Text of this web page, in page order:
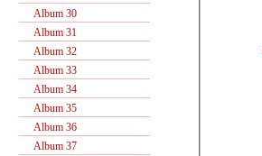
Album 30
Album 31
Album 32
Album 33
Album 34
Album 35
Album 36
Album 37